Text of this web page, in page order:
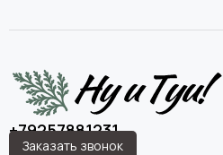
+79257881231
Заказать звонок